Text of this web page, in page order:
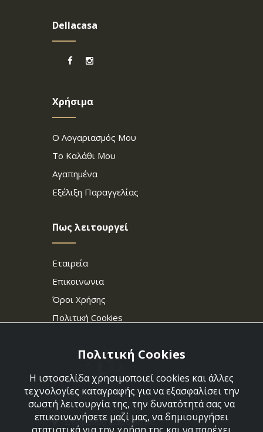
Dellacasa
Χρήσιμα
Ο Λογαριασμός Μου
Το Καλάθι Μου
Αγαπημένα
Εξέλιξη Παραγγελίας
Πως λειτουργεί
Εταιρεία
Επικοινωνια
Όροι Χρήσης
Πολιτική Cookies
Στεφάνου Σαράφη 36,
Πολιτική Cookies
Η ιστοσελίδα χρησιμοποιεί cookies και άλλες
τεχνολογίες καταγραφής για να εξασφαλίσει την
σωστή λειτουργία της, την δυνατότητά σας να
επικοινωνήσετε μαζί μας, να δημιουργήσει